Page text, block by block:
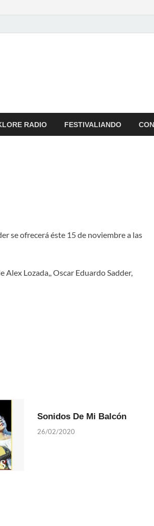
RADIO FESTIVALIANDO
se ofrecerá éste 15 de noviembre a las
Lozada,, Oscar Eduardo Sadder,
Sonidos De Mi Balcón
26/02/2020